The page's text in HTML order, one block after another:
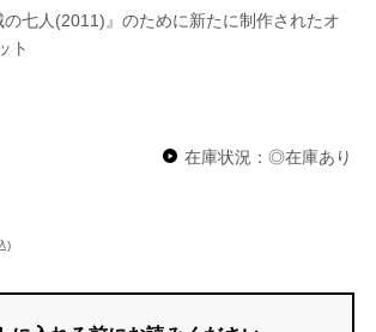
七人(2011)』のために新たに制作されたオ
ト
在庫状況：◎在庫あり
)